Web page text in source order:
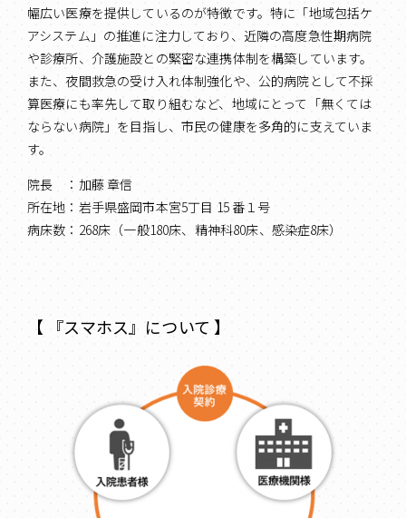
幅広い医療を提供しているのが特徴です。特に「地域包括ケ
アシステム」の推進に注力しており、近隣の高度急性期病院
や診療所、介護施設との緊密な連携体制を構築しています。
また、夜間救急の受け入れ体制強化や、公的病院として不採
算医療にも率先して取り組むなど、地域にとって「無くては
ならない病院」を目指し、市民の健康を多角的に支えていま
す。
院長 ：加藤 章信
所在地：岩手県盛岡市本宮5丁目 15 番１号
病床数：268床（一般180床、精神科80床、感染症8床）
【 『スマホス』について 】